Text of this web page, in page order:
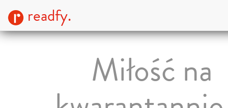
readfy.
Miłość na